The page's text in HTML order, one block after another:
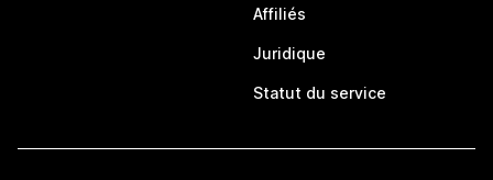
Affiliés
Juridique
Statut du service